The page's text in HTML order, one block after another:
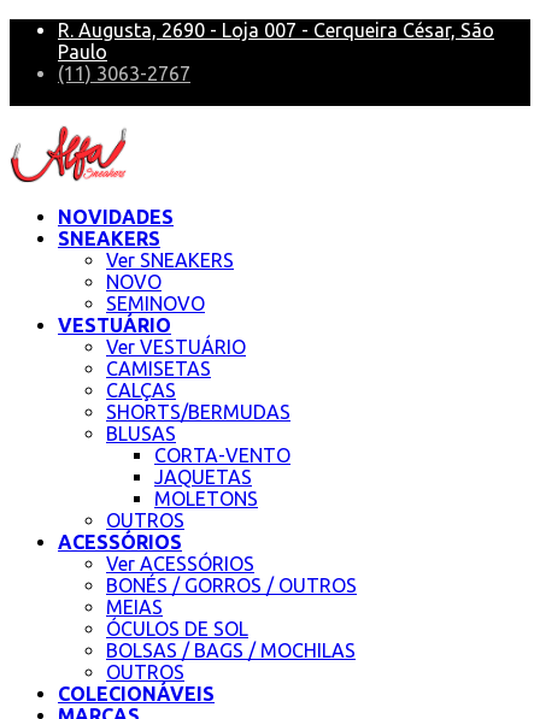
R. Augusta, 2690 - Loja 007 - Cerqueira César, São
Paulo
(11) 3063-2767
NOVIDADES
SNEAKERS
Ver SNEAKERS
NOVO
SEMINOVO
VESTUÁRIO
Ver VESTUÁRIO
CAMISETAS
CALÇAS
SHORTS/BERMUDAS
BLUSAS
CORTA-VENTO
JAQUETAS
MOLETONS
OUTROS
ACESSÓRIOS
Ver ACESSÓRIOS
BONÉS / GORROS / OUTROS
MEIAS
ÓCULOS DE SOL
BOLSAS / BAGS / MOCHILAS
OUTROS
COLECIONÁVEIS